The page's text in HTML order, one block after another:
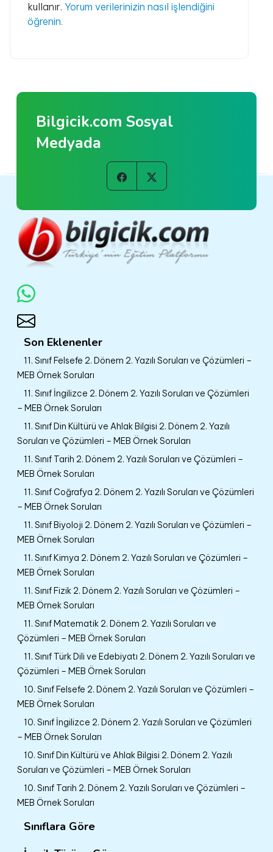
kullanır. Yorum verilerinizin nasıl işlendiğini
öğrenin.
Bilgicik.com Sosyal
Medyada
Son Eklenenler
11. Sınıf Felsefe 2. Dönem 2. Yazılı Soruları ve Çözümleri –
MEB Örnek Soruları
11. Sınıf İngilizce 2. Dönem 2. Yazılı Soruları ve Çözümleri
– MEB Örnek Soruları
11. Sınıf Din Kültürü ve Ahlak Bilgisi 2. Dönem 2. Yazılı
Soruları ve Çözümleri – MEB Örnek Soruları
11. Sınıf Tarih 2. Dönem 2. Yazılı Soruları ve Çözümleri –
MEB Örnek Soruları
11. Sınıf Coğrafya 2. Dönem 2. Yazılı Soruları ve Çözümleri
– MEB Örnek Soruları
11. Sınıf Biyoloji 2. Dönem 2. Yazılı Soruları ve Çözümleri –
MEB Örnek Soruları
11. Sınıf Kimya 2. Dönem 2. Yazılı Soruları ve Çözümleri –
MEB Örnek Soruları
11. Sınıf Fizik 2. Dönem 2. Yazılı Soruları ve Çözümleri –
MEB Örnek Soruları
11. Sınıf Matematik 2. Dönem 2. Yazılı Soruları ve
Çözümleri – MEB Örnek Soruları
11. Sınıf Türk Dili ve Edebiyatı 2. Dönem 2. Yazılı Soruları ve
Çözümleri – MEB Örnek Soruları
10. Sınıf Felsefe 2. Dönem 2. Yazılı Soruları ve Çözümleri –
MEB Örnek Soruları
10. Sınıf İngilizce 2. Dönem 2. Yazılı Soruları ve Çözümleri
– MEB Örnek Soruları
10. Sınıf Din Kültürü ve Ahlak Bilgisi 2. Dönem 2. Yazılı
Soruları ve Çözümleri – MEB Örnek Soruları
10. Sınıf Tarih 2. Dönem 2. Yazılı Soruları ve Çözümleri –
MEB Örnek Soruları
Sınıflara Göre